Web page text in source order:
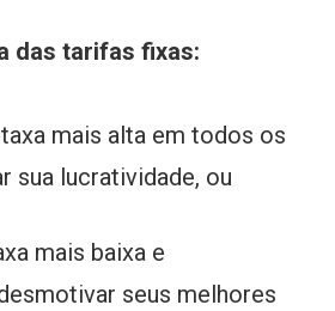
das tarifas fixas:
mais alta em todos os
sua lucratividade, ou
mais baixa e
seus melhores